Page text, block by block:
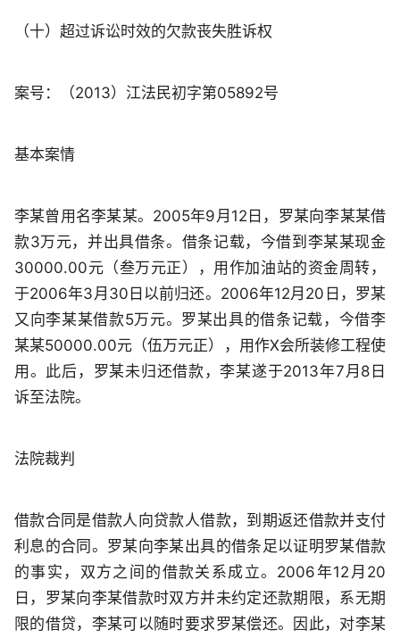
（十）超过诉讼时效的欠款丧失胜诉权
案号：（2013）江法民初字第05892号
基本案情
李某曾用名李某某。2005年9月12日，罗某向李某某借
款3万元，并出具借条。借条记载，今借到李某某现金
30000.00元（叁万元正），用作加油站的资金周转，
于2006年3月30日以前归还。2006年12月20日，罗某
又向李某某借款5万元。罗某出具的借条记载，今借李
某某50000.00元（伍万元正），用作X会所装修工程使
用。此后，罗某未归还借款，李某遂于2013年7月8日
诉至法院。
法院裁判
借款合同是借款人向贷款人借款，到期返还借款并支付
利息的合同。罗某向李某出具的借条足以证明罗某借款
的事实，双方之间的借款关系成立。2006年12月20
日，罗某向李某借款时双方并未约定还款期限，系无期
限的借贷，李某可以随时要求罗某偿还。因此，对李某